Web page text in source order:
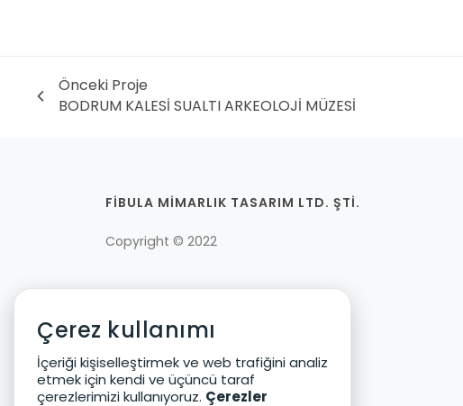
Önceki Proje
BODRUM KALESİ SUALTI ARKEOLOJİ MÜZESİ
FİBULA MİMARLIK TASARIM LTD. ŞTİ.
Copyright © 2022
Genel Aydınlatma Metni
KVKK Politikası
KVKK Başvuru Formu
Çerez kullanımı
İçeriği kişiselleştirmek ve web trafiğini analiz
etmek için kendi ve üçüncü taraf
çerezlerimizi kullanıyoruz. Çerezler